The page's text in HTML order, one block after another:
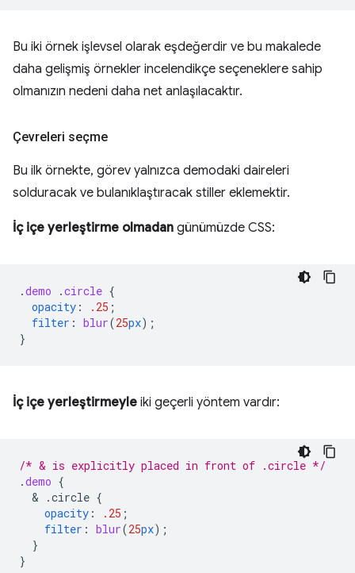
Bu iki örnek işlevsel olarak eşdeğerdir ve bu makalede
daha gelişmiş örnekler incelendikçe seçeneklere sahip
olmanızın nedeni daha net anlaşılacaktır.
Çevreleri seçme
Bu ilk örnekte, görev yalnızca demodaki daireleri
solduracak ve bulanıklaştıracak stiller eklemektir.
İç içe yerleştirme olmadan günümüzde CSS:
.demo .circle {
opacity : .25 ;
filter : blur(25px);
}
İç içe yerleştirmeyle iki geçerli yöntem vardır:
/* & is explicitly placed in front of .circle */
.demo {
  &
.circle {
opacity : .25 ;
filter : blur(25px);
}
}